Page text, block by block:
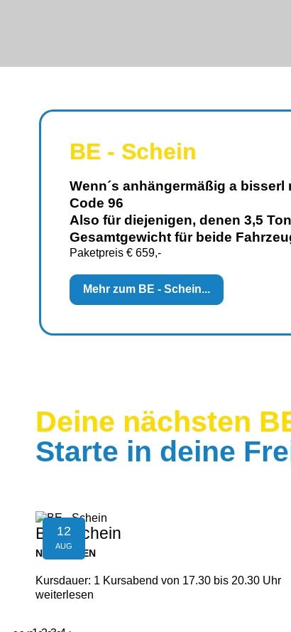
BE - Schein
Wenn´s anhängermäßig a
Code 96
Also für diejenigen, denen 3,5
Gesamtgewicht für beide
Paketpreis € 659,-
Mehr zum BE - Schein...
Deine nächsten
Starte in deine
12
AUG
BE - Schein
NEUFELDEN
Kursdauer: 1 Kursabend von 17.30 bis 20.30 Uhr
weiterlesen